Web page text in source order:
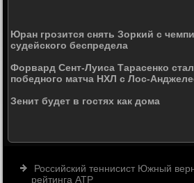
Юран грозится снять Зоркий с
судейского беспредела
Форвард Сент-Луиса Тарасенко
победного матча НХЛ с Лос-
Зенит будет в гостях как дома
Российский теннисист Южный
рейтинга ATP